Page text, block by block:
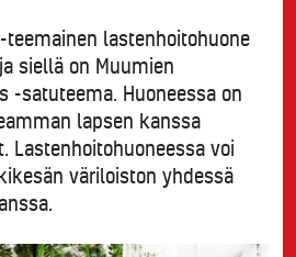
lastenhoitohuone
siellä on Muumien
-satuteema. Huoneessa on
lapsen kanssa
Lastenhoitohuoneessa voi
väriloiston yhdessä